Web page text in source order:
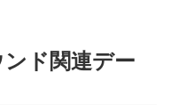
ド関連デー